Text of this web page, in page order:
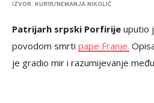
IZVOR: KURIR/NEMANJA NIKOLIĆ
Patrijarh srpski Porfirije uputio
povodom smrti pape Franje.
je gradio mir i razumijevanje